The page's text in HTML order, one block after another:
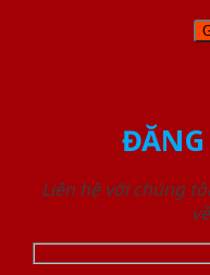
Liên hệ với chúng